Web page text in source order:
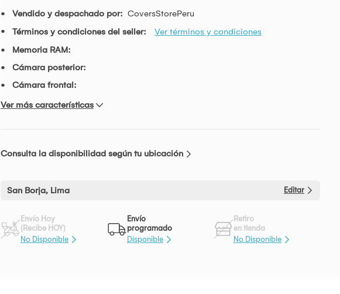
Vendido y despachado por: CoversStorePeru
Términos y condiciones del seller:
Ver términos y condiciones
Memoria RAM:
Cámara posterior:
Cámara frontal:
Ver más características
Consulta la disponibilidad según tu ubicación
San Borja, Lima Editar
Envío Hoy
(Recibe HOY)
No Disponible
Envío
programado
Disponible
Retiro
en tienda
No Disponible